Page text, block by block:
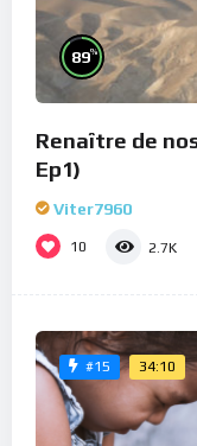
89%
Renaître de
Ep1)
Viter7960
10 2.7K
#15 34:10